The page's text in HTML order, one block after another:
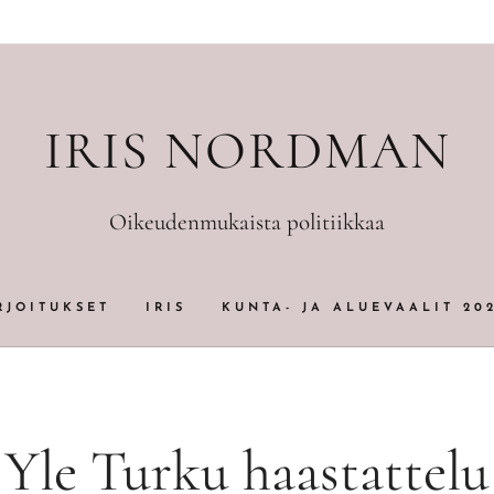
IRIS NORDMAN
Oikeudenmukaista politiikkaa
IRIS KUNTA- JA ALUEVAALIT
Yle Turku haastattelu